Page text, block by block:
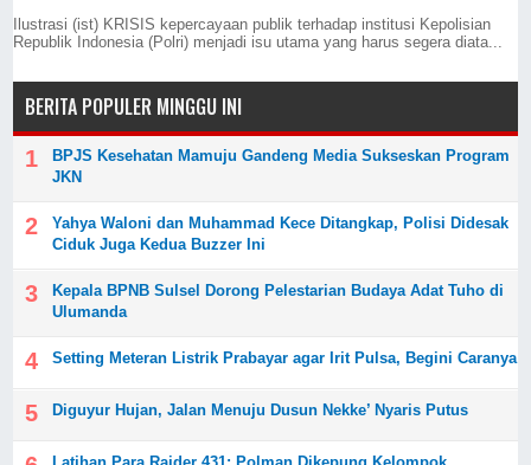
Ilustrasi (ist) KRISIS kepercayaan publik terhadap institusi Kepolisian
Republik Indonesia (Polri) menjadi isu utama yang harus segera diata...
BERITA POPULER MINGGU INI
BPJS Kesehatan Mamuju Gandeng Media Sukseskan Program
JKN
Yahya Waloni dan Muhammad Kece Ditangkap, Polisi Didesak
Ciduk Juga Kedua Buzzer Ini
Kepala BPNB Sulsel Dorong Pelestarian Budaya Adat Tuho di
Ulumanda
Setting Meteran Listrik Prabayar agar Irit Pulsa, Begini Caranya
Diguyur Hujan, Jalan Menuju Dusun Nekke’ Nyaris Putus